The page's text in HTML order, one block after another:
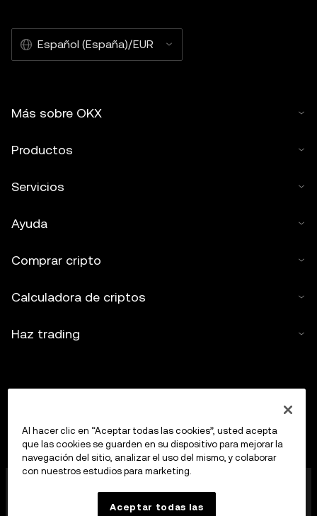
Español (España)/EUR
Más sobre OKX
Productos
Servicios
Ayuda
Comprar cripto
Calculadora de criptos
Haz trading
comercial de OKX, es ahora una plataforma de trading
de criptoactivos autorizada como proveedor de
Al hacer clic en “Aceptar todas las cookies”, usted acepta
que las cookies se guarden en su dispositivo para mejorar la
navegación del sitio, analizar el uso del mismo, y colaborar
con nuestros estudios para marketing.
Aceptar todas las